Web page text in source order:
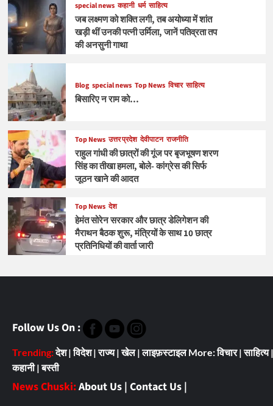
special news कहानी धर्म साहित्य
जब लक्ष्मण को शक्ति लगी, तब अयोध्या में शांत
खड़ी थीं उनकी पत्नी उर्मिला, जानें पतिव्रता तप
की अनसुनी गाथा
Blog special news Top News विचार साहित्य
बिसारिए न राम को…
Top News उत्तर प्रदेश देवीपाटन राजनीति
राहुल गांधी की छात्रों की गूंज पर बृजभूषण शरण
सिंह का तीखा हमला, बोले- कांग्रेस की सिर्फ
जूठन खाने की आदत
Top News देश
हेमंत सोरेन सरकार और छात्र डेलिगेशन की
मैराथन बैठक शुरू, मंत्रियों के साथ 10 छात्र
प्रतिनिधियों की वार्ता जारी
Follow Us On :
Trending:देश|विदेश|राज्य|खेल|लाइफ़स्टाइल More:विचार|साहित्य|
कहानी|बस्ती
News Chuski:About Us | Contact Us |